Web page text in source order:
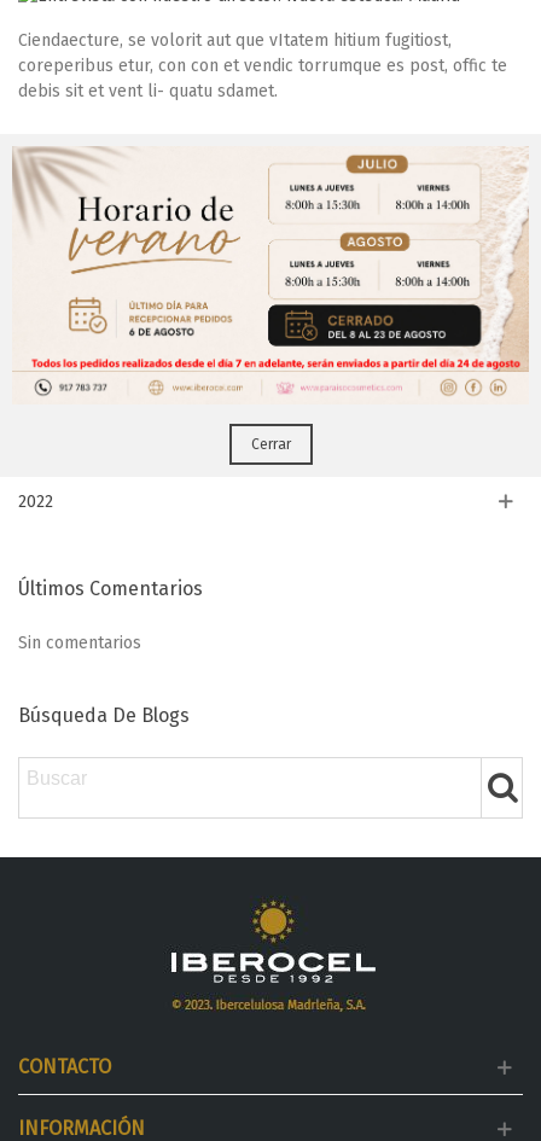
2024
2022
Últimos Comentarios
Sin comentarios
Búsqueda De Blogs
Ciendaecture, se volorit aut que vItatem hitium fugitiost,
coreperibus etur, con con et vendic torrumque es post, offic te
debis sit et vent li- quatu sdamet.
Dejar Un Comentario
Por favorloginpara publicar un comentario.
CONTACTO
INFORMACIÓN
Aviso Importante
¡Regístrate para acceder a los precios y realizar
tus pedidos online.!
Puedes hacerlo desdeAqui!
CERRAR
Cerrar